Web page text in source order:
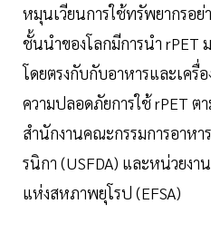
หมุนเวียนการใช้ทรัพยากรอ
ชั้นนำของโลกมีการนำ
โดยตรงกับกับอาหารและเครื่
ความปลอดภัยการใช้ rPET ต
สำนักงานคณะกรรมการอาหา
รนิกา (USFDA) และหน่วยง
แห่งสหภาพยุโรป (EFSA)